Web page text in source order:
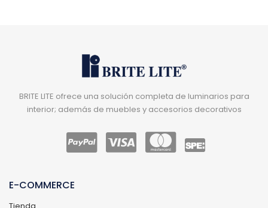
BRITE LITE ofrece una solución completa de luminarios para
interior; además de muebles y accesorios decorativos
E-COMMERCE